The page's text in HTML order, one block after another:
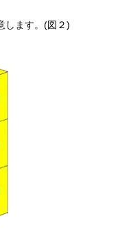
します。(図２)